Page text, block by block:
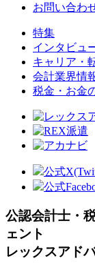
お問い合わ
特集
インタビュ
キャリア・
会計業界情
税金・お金
公式
公式
公認会計士・
ェント
レックスアド